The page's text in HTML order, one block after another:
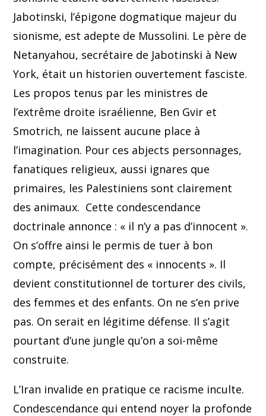
Jabotinski, l’épigone dogmatique majeur du
sionisme, est adepte de Mussolini. Le père de
Netanyahou, secrétaire de Jabotinski à New
York, était un historien ouvertement fasciste.
Les propos tenus par les ministres de
l’extrême droite israélienne, Ben Gvir et
Smotrich, ne laissent aucune place à
l’imagination. Pour ces abjects personnages,
fanatiques religieux, aussi ignares que
primaires, les Palestiniens sont clairement
des animaux. Cette condescendance
doctrinale annonce : « il n’y a pas d’innocent ».
On s’offre ainsi le permis de tuer à bon
compte, précisément des « innocents ». Il
devient constitutionnel de torturer des civils,
des femmes et des enfants. On ne s’en prive
pas. On serait en légitime défense. Il s’agit
pourtant d’une jungle qu’on a soi-même
construite.
L’Iran invalide en pratique ce racisme inculte.
Condescendance qui entend noyer la profonde